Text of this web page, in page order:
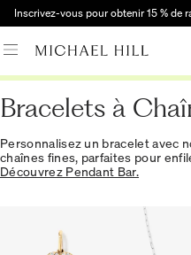
Inscrivez-vous pour obtenir 15 % de
Bracelets à
Personnalisez un bracelet avec
chaînes fines, parfaites pour
Découvrez Pendant Bar.